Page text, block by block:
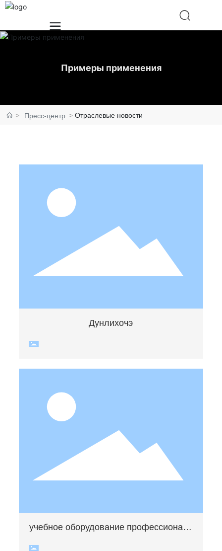
Примеры применения
Пресс-центр Отраслевые новости
Дунлихочэ
учебное оборудование профессиональ